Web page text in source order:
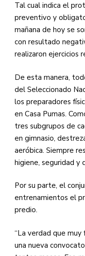
Tal cual indica el
preventivo y
mañana de hoy se
con resultado
realizaron ejercicios
De esta manera,
del Seleccionado
los preparadores
en Casa Pumas.
tres subgrupos de
en gimnasio,
aeróbica. Siempre
higiene, seguridad y
Por su parte, el
entrenamientos el
predio.
“La verdad que
una nueva